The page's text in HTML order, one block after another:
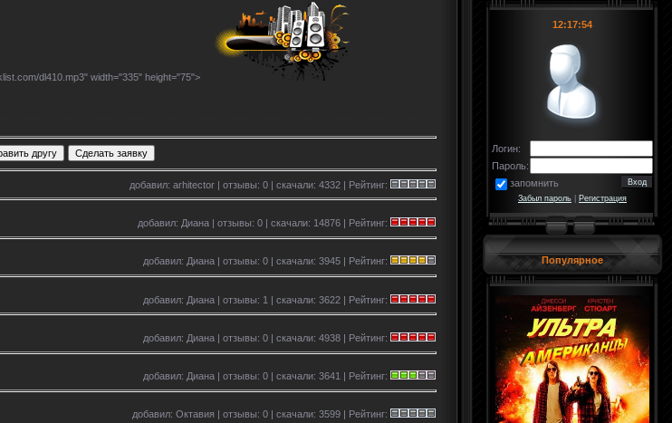
dl410.mp3" width="335" height="75">
добавил: arhitector | отзывы: 0 | скачали: 4332 | Рейтинг:
добавил: Диана | отзывы: 0 | скачали: 14876 | Рейтинг:
добавил: Диана | отзывы: 0 | скачали: 3945 | Рейтинг:
добавил: Диана | отзывы: 1 | скачали: 3622 | Рейтинг:
добавил: Диана | отзывы: 0 | скачали: 4938 | Рейтинг:
добавил: Диана | отзывы: 0 | скачали: 3641 | Рейтинг:
добавил: Октавия | отзывы: 0 | скачали: 3599 | Рейтинг:
12:17:54
Логин:
Пароль:
запомнить
Забыл пароль Регистрация
Популярное